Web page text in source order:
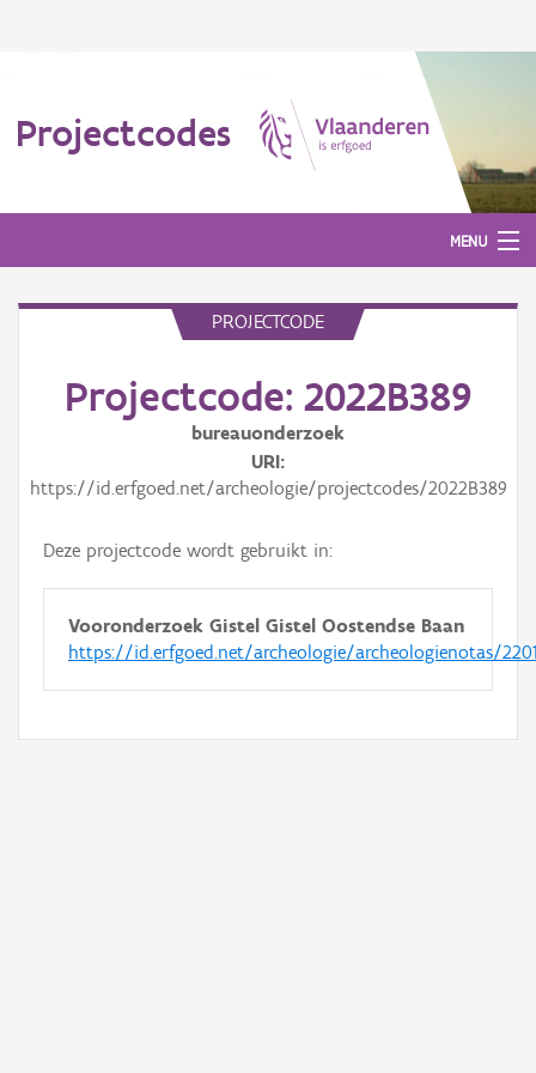
Projectcodes
MENU
PROJECTCODE
Projectcode: 2022B389
bureauonderzoek
URI
https://id.erfgoed.net/archeologie/projectcodes/2022B389
Deze projectcode wordt gebruikt in:
Vooronderzoek Gistel Gistel Oostendse Baan
https://id.erfgoed.net/archeologie/archeologienotas/